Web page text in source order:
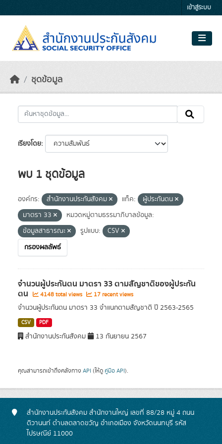
เข้าสู่ระบบ
ชุดข้อมูล
เรียงโดย
พบ 1 ชุดข้อมูล
องค์กร: สำนักงานประกันสังคม แท็ค:
ผู้ประกันตน
มาตรา 33
หมวดหมู่ตามธรรมาภิบาลข้อมูล:
ข้อมูลสาธารณะ
รูปแบบ:
CSV
กรองผลลัพธ์
จำนวนผู้ประกันตน มาตรา 33 ตามสัญชาติของผู้ประกัน
ตน 4148 total views 17 recent views
จำนวนผู้ประกันตน มาตรา 33 จำแนกตามสัญชาติ ปี 2563-2565
CSV PDF
สำนักงานประกันสังคม 13 กันยายน 2567
คุณสามารถเข้าถึงคลังทาง API (ให้ดู คู่มือ API).
สำนักงานประกันสังคม สำนักงานใหญ่ เลขที่ 88/28 หมู่ 4 ถนน
ติวานนท์ ตำบลตลาดขวัญ อำเภอเมือง จังหวัดนนทบุรี รหัส
ไปรษณีย์ 11000